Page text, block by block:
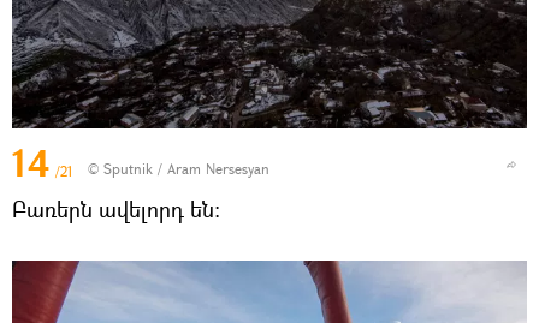
14 /21 © Sputnik / Aram Nersesyan
Բառերն ավելորդ են։